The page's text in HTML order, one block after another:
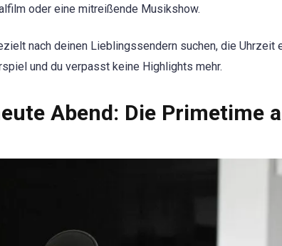
oder eine mitreißende Musikshow.
nach deinen Lieblingssendern suchen, die Uhrzeit
und du verpasst keine Highlights mehr.
Abend: Die Primetime